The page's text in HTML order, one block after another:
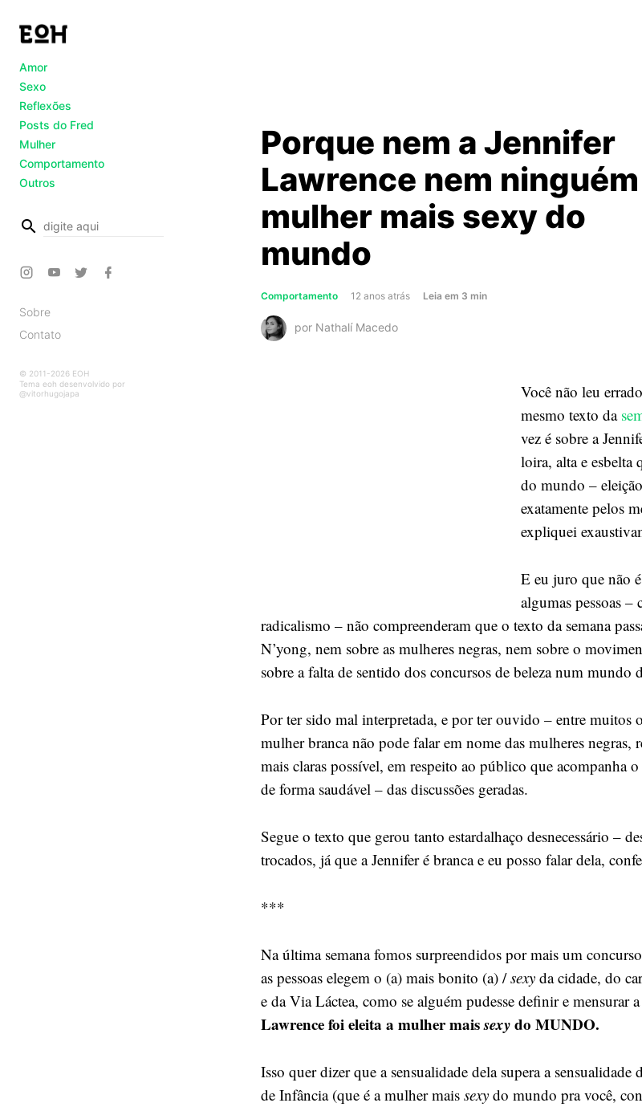
Amor
Sexo
Reflexões
Posts do Fred
Mulher
Comportamento
Outros
busca
Sobre
Contato
© 2011-2026 EOH
Tema eoh desenvolvido por
@vitorhugojapa
Porque nem a Jennifer
Lawrence nem ninguém
mulher mais sexy do
mundo
Comportamento 12 anos atrás Leiaabout
em 3 min
por Nathalí Macedo
Você não leu
mesmo texto da
vez é sobre a
loira, alta e esbelta
do mundo –
exatamente pelos
expliquei
E eu juro que não
algumas pessoas
radicalismo – não compreenderam que o texto da semana
N’yong, nem sobre as mulheres negras, nem sobre o
sobre a falta de sentido dos concursos de beleza num mundo
Por ter sido mal interpretada, e por ter ouvido – entre muitos
mulher branca não pode falar em nome das mulheres negras,
mais claras possível, em respeito ao público que acompanha
de forma saudável – das discussões geradas.
Segue o texto que gerou tanto estardalhaço desnecessário –
trocados, já que a Jennifer é branca e eu posso falar dela,
***
Na última semana fomos surpreendidos por mais um
as pessoas elegem o (a) mais bonito (a) /sexy da cidade, do
e da Via Láctea, como se alguém pudesse definir e mensurar
Lawrence foi eleita a mulher maissexydo MUNDO.
Isso quer dizer que a sensualidade dela supera a sensualidade
de Infância (que é a mulher maissexy do mundo pra você,